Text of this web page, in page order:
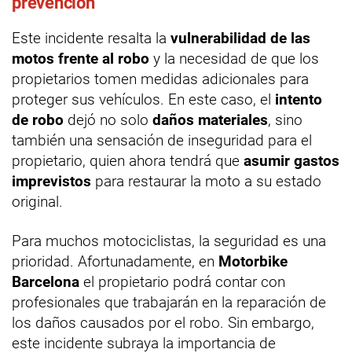
Este incidente resalta la vulnerabilidad de las
motos frente al robo y la necesidad de que los
propietarios tomen medidas adicionales para
proteger sus vehículos. En este caso, el intento
de robo dejó no solo daños materiales, sino
también una sensación de inseguridad para el
propietario, quien ahora tendrá que asumir gastos
imprevistos para restaurar la moto a su estado
original.
Para muchos motociclistas, la seguridad es una
prioridad. Afortunadamente, en Motorbike
Barcelona el propietario podrá contar con
profesionales que trabajarán en la reparación de
los daños causados por el robo. Sin embargo,
este incidente subraya la importancia de